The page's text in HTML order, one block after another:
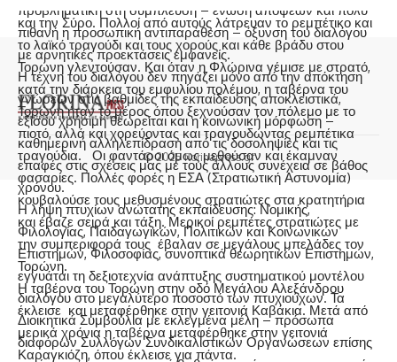
και την Σύρο. Πολλοί από αυτούς λάτρευαν το ρεμπέτικο και
το λαϊκό τραγούδι και τους χορούς και κάθε βράδυ στου
Τορώνη γλεντούσαν. Και όταν η Φλώρινα γέμισε με στρατό,
κατά την διάρκεια του εμφυλίου πολέμου, η ταβέρνα του
Τορώνη ήταν το μέρος όπου ξεχνούσαν τον πόλεμο με το
πιοτό, αλλά και χορεύοντας και τραγουδώντας ρεμπέτικα
τραγούδια. Οι φαντάροι όμως μεθούσαν και έκαμναν
φασαρίες. Πολλές φορές η ΕΣΑ (Στρατιωτική Αστυνομία)
κουβαλούσε τους μεθυσμένους στρατιώτες στα κρατητήρια
και έβαζε σειρά και τάξη. Μερικοί ρεμπέτες στρατιώτες με
την συμπεριφορά τους έβαλαν σε μεγάλους μπελάδες τον
Τορώνη.
Η ταβέρνα του Τορώνη στην οδό Μεγάλου Αλεξάνδρου
έκλεισε και μεταφέρθηκε στην γειτονιά Καβάκια. Μετά από
μερικά χρόνια η ταβέρνα μεταφέρθηκε στην γειτονιά
Καραγκιόζη, όπου έκλεισε για πάντα.
προβληματική στη σύμπλευση – ένωση απόψεων και πολύ
πιθανή η προσωπική αντιπαράθεση – όξυνση του διαλόγου
με αρνητικές προεκτάσεις εμφανείς.
Η τέχνη του διαλόγου δεν πηγάζει μόνο από την απόκτηση
γνώσεων στις βαθμίδες της εκπαίδευσης αποκλειστικά,
εξίσου χρήσιμη θεωρείται και η κοινωνική μόρφωση –
καθημερινή αλληλεπίδραση από τις δοσοληψίες και τις
επαφές στις σχέσεις μας με τους άλλους συνέχεια σε βάθος
χρόνου.
Η λήψη πτυχίων ανώτατης εκπαίδευσης: Νομικής,
Φιλολογίας, Παιδαγωγικών, Πολιτικών και Κοινωνικών
Επιστημών, Φιλοσοφίας, συνοπτικά θεωρητικών Επιστημών,
εγγυάται τη δεξιοτεχνία ανάπτυξης συστηματικού μοντέλου
διαλόγου στο μεγαλύτερο ποσοστό των πτυχιούχων. Τα
Διοικητικά Συμβούλια με εκλεγμένα μέλη – πρόσωπα
διαφόρων Συλλόγων Συνδικαλιστικών Οργανώσεων επίσης
© 2025 florinapress.gr